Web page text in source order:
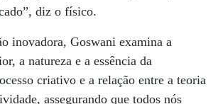
diz o físico.
inovadora, Goswani examina a
a natureza e a essência da
criativo e a relação entre a teoria
assegurando que todos nós